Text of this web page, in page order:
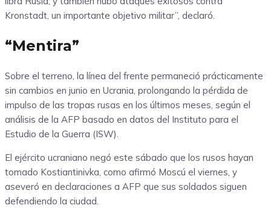
Kronstadt, un importante objetivo militar”, declaró.
“Mentira”
Sobre el terreno, la línea del frente permaneció prácticamente
sin cambios en junio en Ucrania, prolongando la pérdida de
impulso de las tropas rusas en los últimos meses, según el
análisis de la AFP basado en datos del Instituto para el
Estudio de la Guerra (ISW).
El ejército ucraniano negó este sábado que los rusos hayan
tomado Kostiantinivka, como afirmó Moscú el viernes, y
aseveró en declaraciones a AFP que sus soldados siguen
defendiendo la ciudad.